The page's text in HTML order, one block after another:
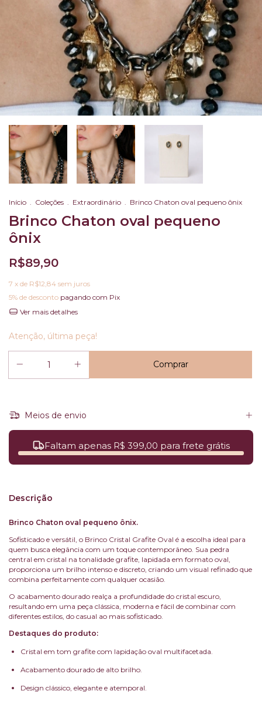
Início Coleções Extraordinário Brinco Chaton oval pequeno ônix
Brinco Chaton oval pequeno
ônix
R$89,90
7 x de R$12,84 sem juros
5% de desconto pagando com Pix
Ver mais detalhes
Atenção, última peça!
Meios de envio
Faltam apenas R$ 399,00 para frete grátis
Descrição
Brinco Chaton oval pequeno ônix.
Sofisticado e versátil, o Brinco Cristal Grafite Oval é a escolha ideal para
quem busca elegância com um toque contemporâneo. Sua pedra
central em cristal na tonalidade grafite, lapidada em formato oval,
proporciona um brilho intenso e discreto, criando um visual refinado que
combina perfeitamente com qualquer ocasião.
O acabamento dourado realça a profundidade do cristal escuro,
resultando em uma peça clássica, moderna e fácil de combinar com
diferentes estilos, do casual ao mais sofisticado.
Destaques do produto:
Cristal em tom grafite com lapidação oval multifacetada.
Acabamento dourado de alto brilho.
Design clássico, elegante e atemporal.